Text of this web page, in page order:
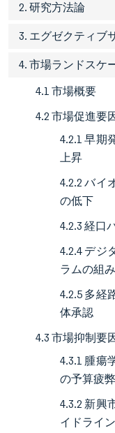
2. 研究方法論
3. エグゼクティブ
4. 市場ランドスケ
4.1 市場概要
4.2 市場促進要
4.2.1 早期
上昇
4.2.2 バイ
の低下
4.2.3 経口
4.2.4 デジ
ラムの組
4.2.5 多経
体承認
4.3 市場抑制要
4.3.1 腫瘍
の予算疲弊
4.3.2 新興
イドライ